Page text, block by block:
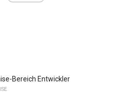
Bereich Entwickler